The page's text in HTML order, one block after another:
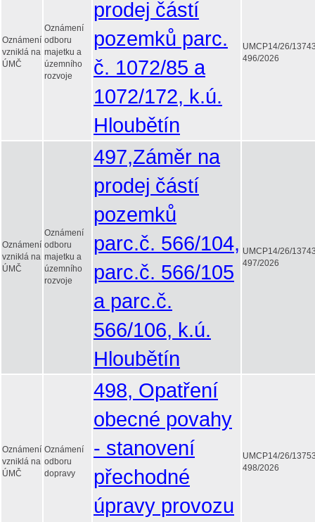
Oznámení
vzniklá na
ÚMČ
Oznámení
odboru
majetku a
územního
rozvoje
prodej částí
pozemků parc.
č. 1072/85 a
1072/172, k.ú.
Hloubětín
UMCP14/26/
496/2026
Oznámení
vzniklá na
ÚMČ
Oznámení
odboru
majetku a
územního
rozvoje
497,Záměr na
prodej částí
pozemků
parc.č. 566/104,
parc.č. 566/105
a parc.č.
566/106, k.ú.
Hloubětín
UMCP14/26/
497/2026
Oznámení
vzniklá na
ÚMČ
Oznámení
odboru
dopravy
498, Opatření
obecné povahy
- stanovení
přechodné
úpravy provozu
UMCP14/26/
498/2026